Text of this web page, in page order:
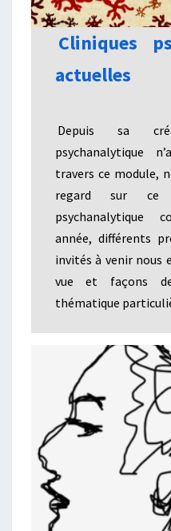
Cliniques
actuelles
Depuis sa
psychanalytique
travers ce module,
regard sur ce
psychanalytique
année, différents
invités à venir nous
vue et façons
thématique